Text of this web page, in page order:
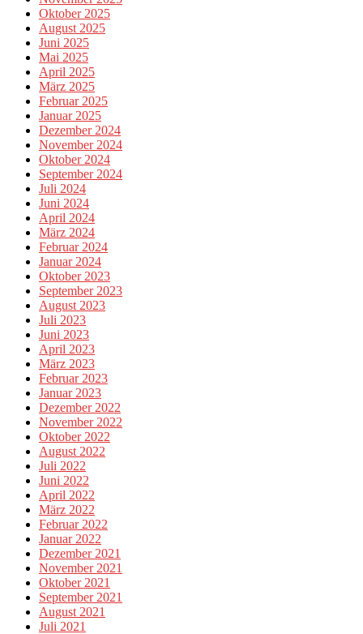
Oktober 2025
August 2025
Juni 2025
Mai 2025
April 2025
März 2025
Februar 2025
Januar 2025
Dezember 2024
November 2024
Oktober 2024
September 2024
Juli 2024
Juni 2024
April 2024
März 2024
Februar 2024
Januar 2024
Oktober 2023
September 2023
August 2023
Juli 2023
Juni 2023
April 2023
März 2023
Februar 2023
Januar 2023
Dezember 2022
November 2022
Oktober 2022
August 2022
Juli 2022
Juni 2022
April 2022
März 2022
Februar 2022
Januar 2022
Dezember 2021
November 2021
Oktober 2021
September 2021
August 2021
Juli 2021